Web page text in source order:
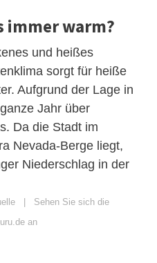
immer warm?
und heißes
sorgt für heiße
Aufgrund der Lage in
Jahr über
Da die Stadt im
Nevada-Berge liegt,
Niederschlag in der
| Sehen Sie sich die
an